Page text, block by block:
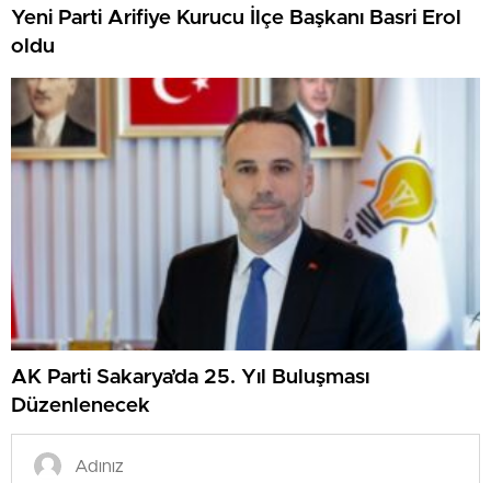
Yeni Parti Arifiye Kurucu İlçe Başkanı Basri Erol
oldu
AK Parti Sakarya’da 25. Yıl Buluşması
Düzenlenecek